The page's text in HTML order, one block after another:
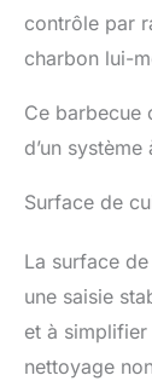
contrôle par
charbon lui-
Ce barbecue
d’un
Surface de
La surface
une saisie
et à
nettoyage